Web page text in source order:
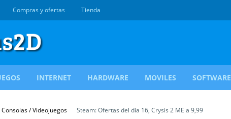
Compras y ofertas Tienda
INTERNET HARDWARE MOVILES SOFTWARE
Consolas / Videojuegos
Steam: Ofertas del día 16, Crysis 2 ME a 9,99